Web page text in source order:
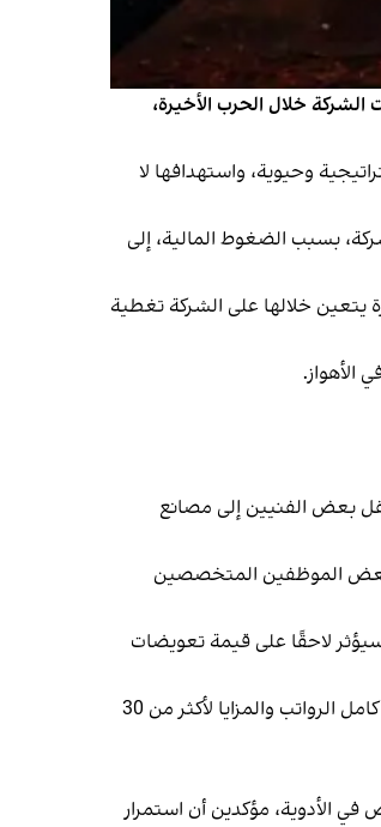
التي استهدفت الشركة خلال الحرب الأخيرة،
وحيوية، واستهدافها لا
بسبب الضغوط المالية، إلى
يتعين خلالها على الشركة تغطية
بعض الفنيين إلى مصانع
لبعض الموظفين المتخصصين
لاحقًا على قيمة تعويضات
وفي المقابل، قدّم رئيس دائرة الإعلام الحكومي، علي أحمد نيا، رواية مختلفة، مؤكدًا أن "شركة فولاد مباركه لم تُعلّق أو تُسرّح أي موظف، بل دفعت كامل الرواتب والمزايا لأكثر من 30
الأدوية، مؤكدين أن استمرار